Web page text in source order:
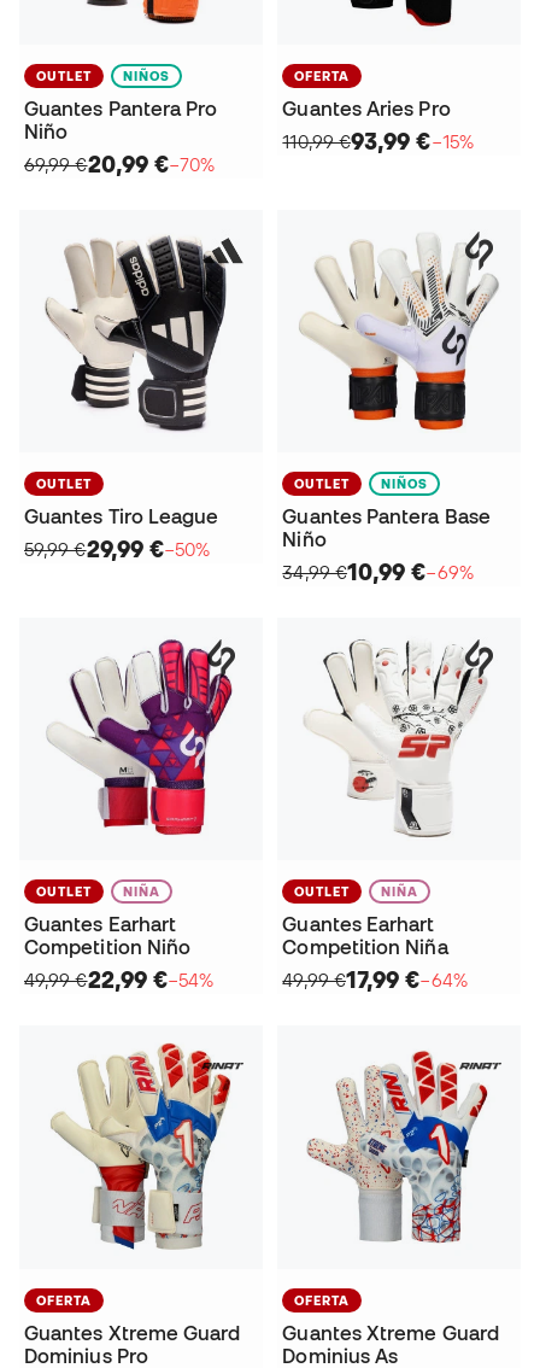
OUTLET NIÑOS
Guantes Pantera Pro
Niño
69,99 €20,99 €−70%
OFERTA
Guantes Aries Pro
110,99 €93,99 €−15%
OUTLET
Guantes Tiro League
59,99 €29,99 €−50%
OUTLET NIÑOS
Guantes Pantera Base
Niño
34,99 €10,99 €−69%
OUTLET NIÑA
Guantes Earhart
Competition Niño
49,99 €22,99 €−54%
OUTLET NIÑA
Guantes Earhart
Competition Niña
49,99 €17,99 €−64%
OFERTA
Guantes Xtreme Guard
Dominius Pro
OFERTA
Guantes Xtreme Guard
Dominius As